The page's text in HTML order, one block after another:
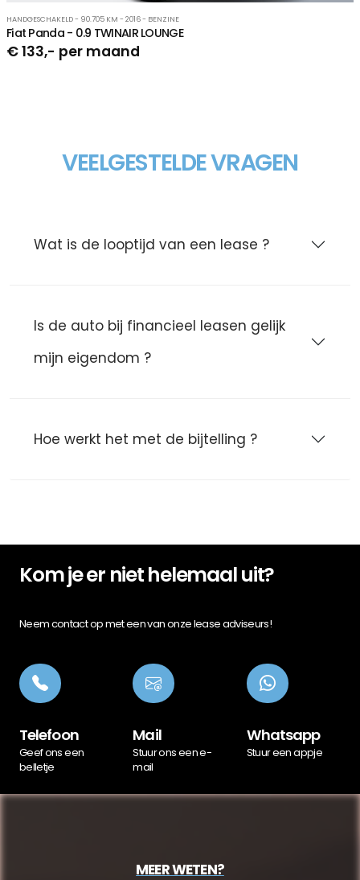
HANDGESCHAKELD - 90.705 KM - 2016 - BENZINE
Fiat Panda - 0.9 TWINAIR LOUNGE
€ 133,- per maand
VEELGESTELDE VRAGEN
Wat is de looptijd van een lease ?
Is de auto bij financieel leasen gelijk
mijn eigendom ?
Hoe werkt het met de bijtelling ?
Kom je er niet helemaal uit?
Neem contact op met een van onze lease adviseurs!
Telefoon
Geef ons een
belletje
Mail
Stuur ons een e-
mail
Whatsapp
Stuur een appje
MEER WETEN?